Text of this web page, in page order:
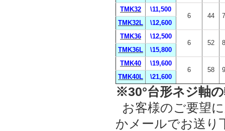
TMK32
\11,500
6
44
TMK32L
\12,600
TMK36
\12,500
6
52
TMK36L
\15,800
TMK40
\19,600
6
58
TMK40L
\21,600
※30°台形ネジ軸
お客様のご要望
かメールでお送り